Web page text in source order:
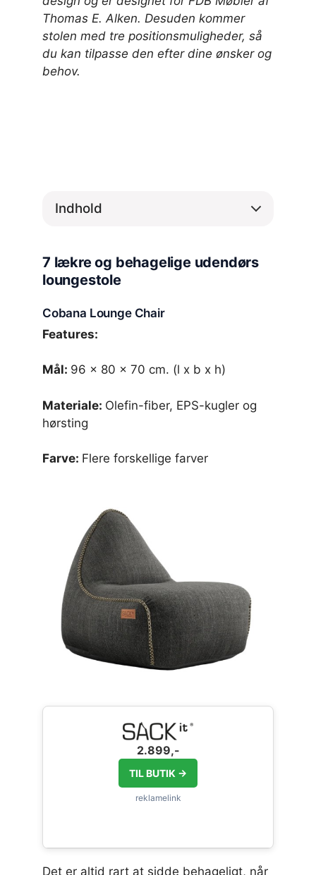
Thomas E. Alken. Desuden kommer
stolen med tre positionsmuligheder, så
du kan tilpasse den efter dine ønsker og
behov.
Indhold
7 lækre og behagelige udendørs
loungestole
Cobana Lounge Chair
Features:
Mål: 96 x 80 x 70 cm. (l x b x h)
Materiale: Olefin-fiber, EPS-kugler og
hørsting
Farve: Flere forskellige farver
2.899,-
TIL BUTIK →
Det er altid rart at sidde behageligt, når